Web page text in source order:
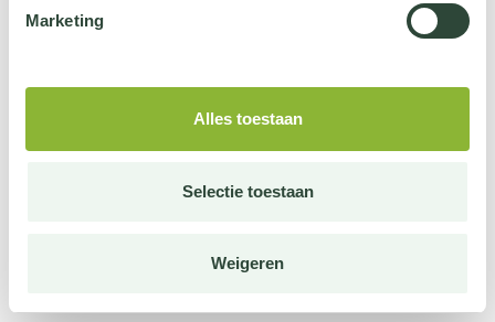
Marketing
Alles toestaan
Selectie toestaan
Weigeren